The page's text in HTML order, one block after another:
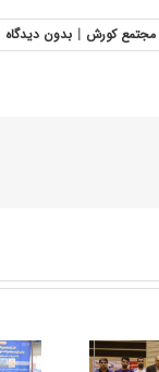
مجتمع کورش | بدون ديدگاه